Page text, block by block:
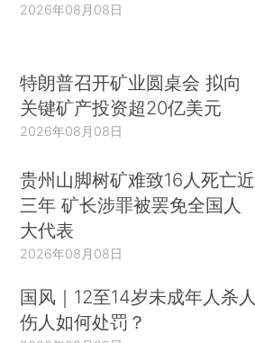
2026年08月08日
特朗普召开矿业圆桌会 拟向
关键矿产投资超20亿美元
2026年08月08日
贵州山脚树矿难致16人死亡近
三年 矿长涉罪被罢免全国人
大代表
2026年08月08日
国风｜12至14岁未成年人杀人
伤人如何处罚？